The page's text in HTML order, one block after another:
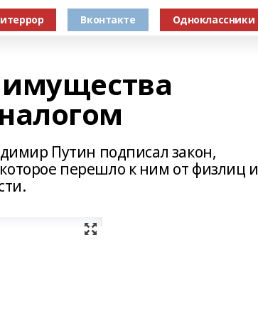
Вконтакте Одноклассники
Путин подписал закон,
перешло к ним от физлиц и